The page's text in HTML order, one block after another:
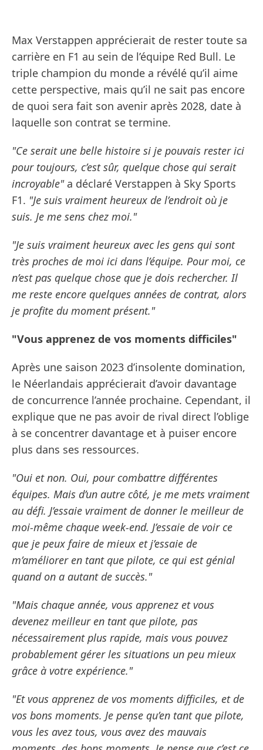
Max Verstappen apprécierait de rester toute sa
carrière en F1 au sein de l’équipe Red Bull. Le
triple champion du monde a révélé qu’il aime
cette perspective, mais qu’il ne sait pas encore
de quoi sera fait son avenir après 2028, date à
laquelle son contrat se termine.
"Ce serait une belle histoire si je pouvais rester ici
pour toujours, c’est sûr, quelque chose qui serait
incroyable"a déclaré Verstappen à Sky Sports
F1. "Je suis vraiment heureux de l’endroit où je
suis. Je me sens chez moi."
"Je suis vraiment heureux avec les gens qui sont
très proches de moi ici dans l’équipe. Pour moi, ce
n’est pas quelque chose que je dois rechercher. Il
me reste encore quelques années de contrat, alors
je profite du moment présent."
"Vous apprenez de vos moments difficiles"
Après une saison 2023 d’insolente domination,
le Néerlandais apprécierait d’avoir davantage
de concurrence l’année prochaine. Cependant, il
explique que ne pas avoir de rival direct l’oblige
à se concentrer davantage et à puiser encore
plus dans ses ressources.
"Oui et non. Oui, pour combattre différentes
équipes. Mais d’un autre côté, je me mets vraiment
au défi. J’essaie vraiment de donner le meilleur de
moi-même chaque week-end. J’essaie de voir ce
que je peux faire de mieux et j’essaie de
m’améliorer en tant que pilote, ce qui est génial
quand on a autant de succès."
"Mais chaque année, vous apprenez et vous
devenez meilleur en tant que pilote, pas
nécessairement plus rapide, mais vous pouvez
probablement gérer les situations un peu mieux
grâce à votre expérience."
"Et vous apprenez de vos moments difficiles, et de
vos bons moments. Je pense qu’en tant que pilote,
vous les avez tous, vous avez des mauvais